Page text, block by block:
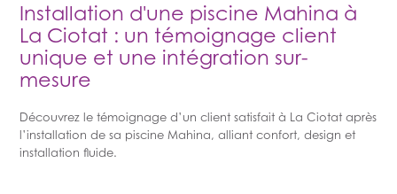
Installation d'une piscine Mahina à
La Ciotat : un témoignage client
unique et une intégration sur-
mesure
Découvrez le témoignage d’un client satisfait à La Ciotat après
l’installation de sa piscine Mahina, alliant confort, design et
installation fluide.